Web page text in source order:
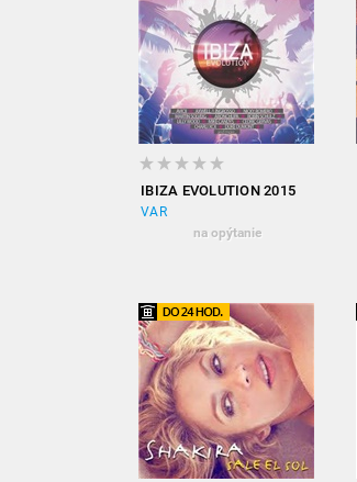
IBIZA EVOLUTION 2015
VAR
na opýtanie